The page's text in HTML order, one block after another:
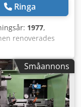
Ringa
1977,
renoverades
höger 1 st
70 kN 1 st
smal-slidaggregat
Axsx Akwjk
till 32 mm
upp till
Småannons